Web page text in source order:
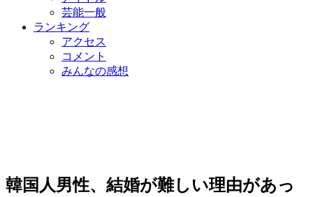
芸能一般
ランキング
アクセス
コメント
みんなの感想
韓国人男性、結婚が難しい理由があっ